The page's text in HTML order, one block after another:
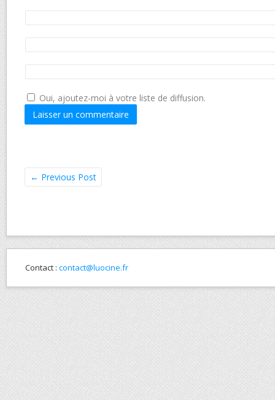
Oui, ajoutez-moi à votre liste de diffusion.
← Previous Post
Contact : contact@luocine.fr